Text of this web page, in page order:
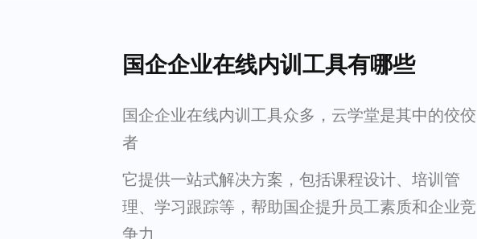
国企企业在线内训工具有哪些
国企企业在线内训工具众多，云学堂是其中的佼佼
者
它提供一站式解决方案，包括课程设计、培训管
理、学习跟踪等，帮助国企提升员工素质和企业竞
争力